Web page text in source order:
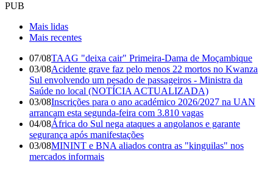
PUB
Mais lidas
Mais recentes
07/08TAAG "deixa cair" Primeira-Dama de Moçambique
03/08Acidente grave faz pelo menos 22 mortos no Kwanza
Sul envolvendo um pesado de passageiros - Ministra da
Saúde no local (NOTÍCIA ACTUALIZADA)
03/08Inscrições para o ano académico 2026/2027 na UAN
arrancam esta segunda-feira com 3.810 vagas
04/08África do Sul nega ataques a angolanos e garante
segurança após manifestações
03/08MININT e BNA aliados contra as "kinguilas" nos
mercados informais